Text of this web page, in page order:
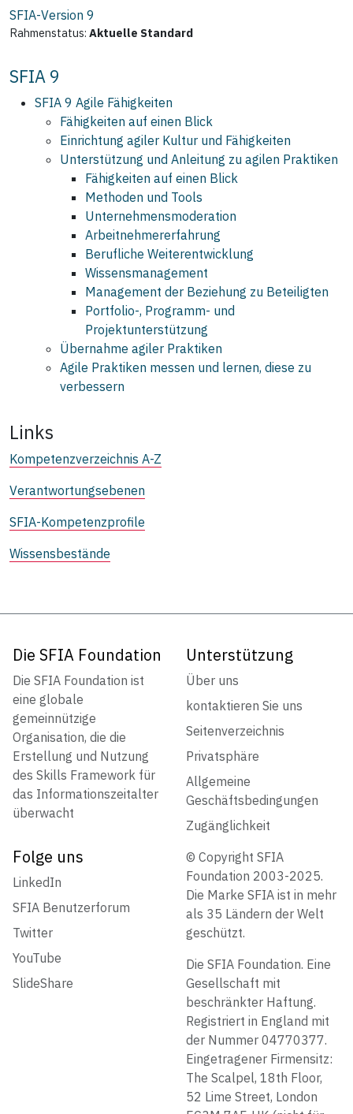
SFIA-Version 9
Rahmenstatus: Aktuelle Standard
SFIA 9
SFIA 9 Agile Fähigkeiten
Fähigkeiten auf einen Blick
Einrichtung agiler Kultur und Fähigkeiten
Unterstützung und Anleitung zu agilen Praktiken
Fähigkeiten auf einen Blick
Methoden und Tools
Unternehmensmoderation
Arbeitnehmererfahrung
Berufliche Weiterentwicklung
Wissensmanagement
Management der Beziehung zu Beteiligten
Portfolio-, Programm- und
Projektunterstützung
Übernahme agiler Praktiken
Agile Praktiken messen und lernen, diese zu
verbessern
Links
Kompetenzverzeichnis A-Z
Verantwortungsebenen
SFIA-Kompetenzprofile
Wissensbestände
Die SFIA Foundation
Die SFIA Foundation ist
eine globale
gemeinnützige
Organisation, die die
Erstellung und Nutzung
des Skills Framework für
das Informationszeitalter
überwacht
Unterstützung
Über uns
kontaktieren Sie uns
Seitenverzeichnis
Privatsphäre
Allgemeine
Geschäftsbedingungen
Zugänglichkeit
Folge uns
LinkedIn
SFIA Benutzerforum
Twitter
YouTube
SlideShare
© Copyright SFIA
Foundation 2003-2025.
Die Marke SFIA ist in mehr
als 35 Ländern der Welt
geschützt.
Die SFIA Foundation. Eine
Gesellschaft mit
beschränkter Haftung.
Registriert in England mit
der Nummer 04770377.
Eingetragener Firmensitz:
The Scalpel, 18th Floor,
52 Lime Street, London